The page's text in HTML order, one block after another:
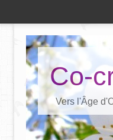
Co-
Vers l'Âge